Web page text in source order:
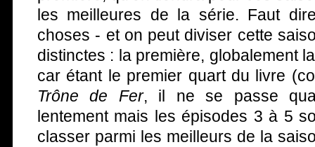
les meilleures de la série. Faut
choses - et on peut diviser cette
distinctes : la première, globalement
car étant le premier quart du livre
Trône de Fer, il ne se passe
lentement mais les épisodes 3 à 5
classer parmi les meilleurs de la